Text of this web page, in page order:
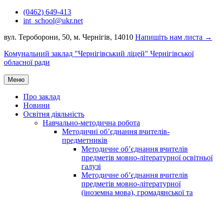
Перейти(0462) 649-413
int_school@ukr.net
вул. Тероборони, 50, м. Чернігів, 14010 Напишіть нам листа →
Комунальний заклад "Чернігівський ліцей" Чернігівської
обласної ради
Меню
Про заклад
Новини
Освітня діяльність
Навчально-методична робота
Методичні об’єднання вчителів-
предметників
Методичне об’єднання вчителів
предметів мовно-літературної освітньої
галузі
Методичне об’єднання вчителів
предметів мовно-літературної
(іноземна мова), громадянської та